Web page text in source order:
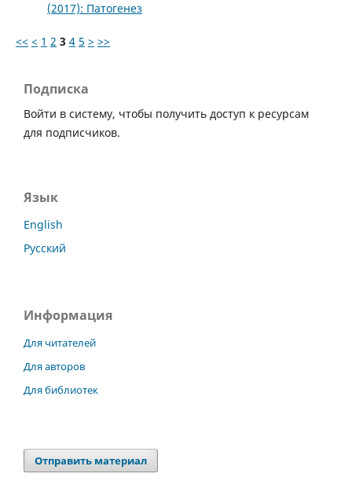
(2017): Патогенез
<< < 1 2 3 4 5 > >>
Подписка
Войти в систему, чтобы получить доступ к ресурсам
для подписчиков.
Язык
English
Русский
Информация
Для читателей
Для авторов
Для библиотек
Отправить материал